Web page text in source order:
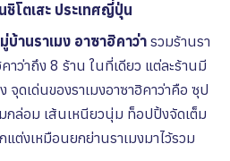
โตเสะ ประเทศญี่ปุ่น
บ้านราเมง อาซาฮิคาว่า รวมร้านรา
าว่าถึง 8 ร้าน ในที่เดียว แต่ละร้านมี
จุดเด่นของราเมงอาซาฮิคาว่าคือ ซุป
กล่อม เส้นเหนียวนุ่ม ท็อปปิ้งจัดเต็ม
แต่งเหมือนยกย่านราเมงมาไว้รวม